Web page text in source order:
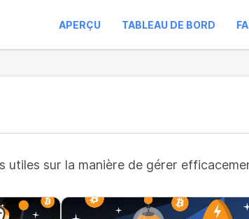
APERÇU TABLEAU DE BORD
utiles sur la manière de gérer